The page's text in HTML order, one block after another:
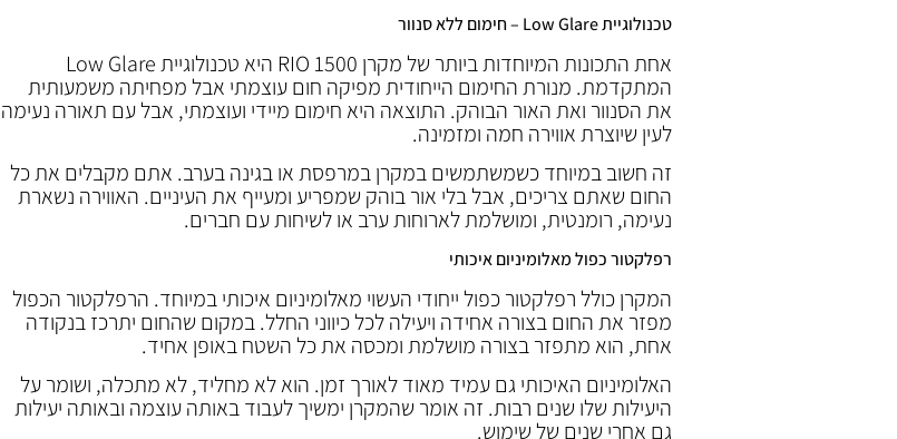
טכנולוגיית Low Glare – חימום ללא סנוור
אחת התכונות המיוחדות ביותר של מקרן RIO 1500 היא טכנולוגיית Low Glare
המתקדמת. מנורת החימום הייחודית מפיקה חום עוצמתי אבל מפחיתה משמעותית
את הסנוור ואת האור הבוהק. התוצאה היא חימום מיידי ועוצמתי, אבל עם תאורה נעימה
לעין שיוצרת אווירה חמה ומזמינה.
זה חשוב במיוחד כשמשתמשים במקרן במרפסת או בגינה בערב. אתם מקבלים את כל
החום שאתם צריכים, אבל בלי אור בוהק שמפריע ומעייף את העיניים. האווירה נשארת
נעימה, רומנטית, ומושלמת לארוחות ערב או לשיחות עם חברים.
רפלקטור כפול מאלומיניום איכותי
המקרן כולל רפלקטור כפול ייחודי העשוי מאלומיניום איכותי במיוחד. הרפלקטור הכפול
מפזר את החום בצורה אחידה ויעילה לכל כיווני החלל. במקום שהחום יתרכז בנקודה
אחת, הוא מתפזר בצורה מושלמת ומכסה את כל השטח באופן אחיד.
האלומיניום האיכותי גם עמיד מאוד לאורך זמן. הוא לא מחליד, לא מתכלה, ושומר על
היעילות שלו שנים רבות. זה אומר שהמקרן ימשיך לעבוד באותה עוצמה ובאותה יעילות
גם אחרי שנים של שימוש.